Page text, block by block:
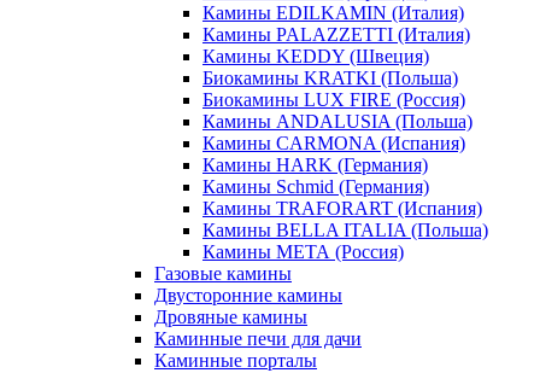
Камины EDILKAMIN (Италия)
Камины PALAZZETTI (Италия)
Камины KEDDY (Швеция)
Биокамины KRATKI (Польша)
Биокамины LUX FIRE (Россия)
Камины ANDALUSIA (Польша)
Камины CARMONA (Испания)
Камины HARK (Германия)
Камины Schmid (Германия)
Камины TRAFORART (Испания)
Камины BELLA ITALIA (Польша)
Камины МЕТА (Россия)
Газовые камины
Двусторонние камины
Дровяные камины
Каминные печи для дачи
Каминные порталы